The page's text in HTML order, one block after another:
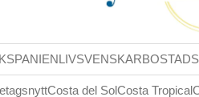
SPANIENLIVSVENSKARBOSTAD
Costa del SolCosta Tropical